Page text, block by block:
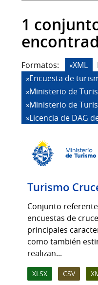
1
Formatos: XML
Encuesta de
Ministerio de
Ministerio de
Licencia de DAG
Turismo
Conjunto
encuestas de
principales
como también
realizan...
XLSX CSV